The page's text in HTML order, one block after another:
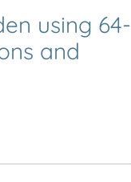
using 64-
and